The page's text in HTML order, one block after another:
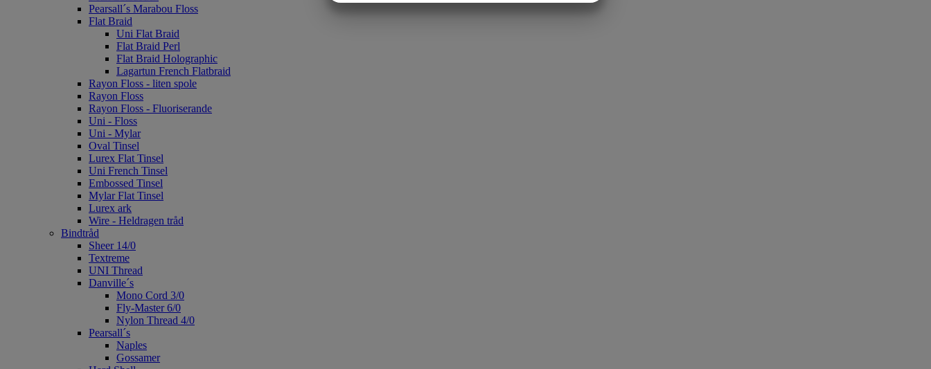
Pearsall´s Marabou Floss
Flat Braid
Uni Flat Braid
Flat Braid Perl
Flat Braid Holographic
Lagartun French Flatbraid
Rayon Floss - liten spole
Rayon Floss
Rayon Floss - Fluoriserande
Uni - Floss
Uni - Mylar
Oval Tinsel
Lurex Flat Tinsel
Uni French Tinsel
Embossed Tinsel
Mylar Flat Tinsel
Lurex ark
Wire - Heldragen tråd
Bindtråd
Sheer 14/0
Textreme
UNI Thread
Danville´s
Mono Cord 3/0
Fly-Master 6/0
Nylon Thread 4/0
Pearsall´s
Naples
Gossamer